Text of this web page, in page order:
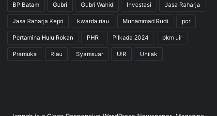
BP Batam Gubri Gubri Wahid Investasi Jasa Raharja
Jasa Raharja Kepri kwarda riau Muhammad Rudi pcr
Pertamina Hulu Rokan PHR Pilkada 2024 pkm uir
Pramuka Riau Syamsuar UIR Unilak